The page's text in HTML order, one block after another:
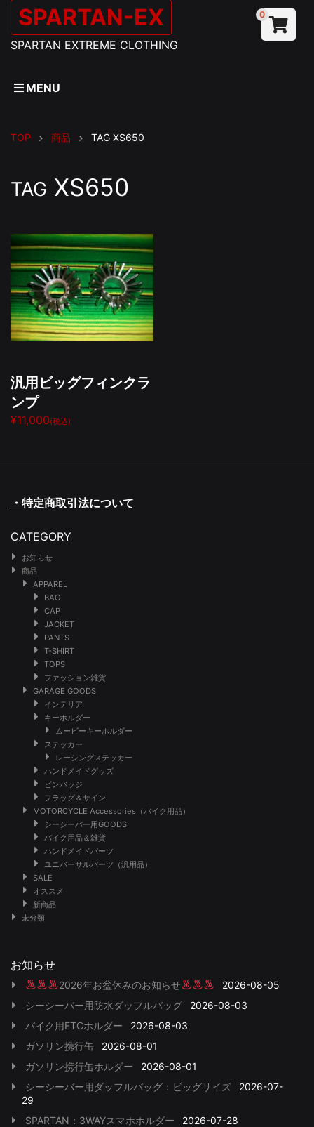
SPARTAN-EX
SPARTAN EXTREME CLOTHING
0
MENU
TOP 商品 TAG XS650
TAG XS650
汎用ビッグフィンクラ
ンプ
¥11,000(税込)
・特定商取引法について
CATEGORY
お知らせ
商品
APPAREL
BAG
CAP
JACKET
PANTS
T-SHIRT
TOPS
ファッション雑貨
GARAGE GOODS
インテリア
キーホルダー
ムービーキーホルダー
ステッカー
レーシングステッカー
ハンドメイドグッズ
ピンバッジ
フラッグ＆サイン
MOTORCYCLE Accessories（バイク用品）
シーシーバー用GOODS
バイク用品＆雑貨
ハンドメイドパーツ
ユニバーサルパーツ（汎用品）
SALE
オススメ
新商品
未分類
お知らせ
2026年お盆休みのお知らせ
2026-08-05
シーシーバー用防水ダッフルバッグ
2026-08-03
バイク用ETCホルダー
2026-08-03
ガソリン携行缶
2026-08-01
ガソリン携行缶ホルダー
2026-08-01
シーシーバー用ダッフルバッグ：ビッグサイズ
2026-07-
29
SPARTAN：3WAYスマホホルダー
2026-07-28